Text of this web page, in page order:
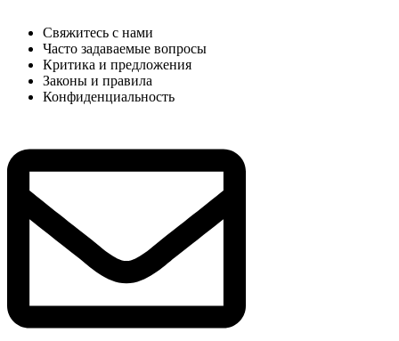
Свяжитесь с нами
Часто задаваемые вопросы
Критика и предложения
Законы и правила
Конфиденциальность